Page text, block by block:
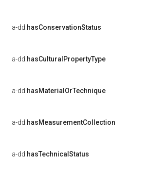
a-dd:hasConservationStatus
a-dd:hasCulturalPropertyType
a-dd:hasMaterialOrTechnique
a-dd:hasMeasurementCollection
a-dd:hasTechnicalStatus